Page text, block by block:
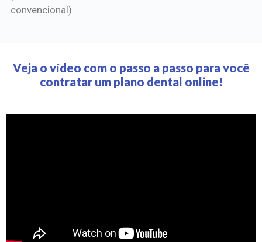
convencional)
Veja o vídeo com o passo a passo para você
contratar um plano dental online!